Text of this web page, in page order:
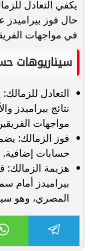
يكفي التعادل
حال فوز
في مواجهات
سيناريوهات
التعادل
نتائج بيراميدز
مواجهات
فوز الزمالك:
حسابات إضافية.
هزيمة الزمالك:
بيراميدز أمام
المصري، وهو